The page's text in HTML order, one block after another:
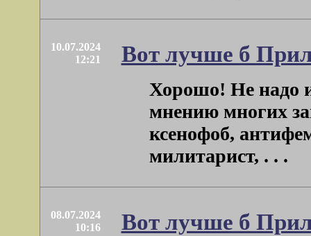
10.07.2024
12:21
Вот лучше б
Хорошо! Не надо
мнению многих
ксенофоб,
милитарист, . . .
08.07.2024
10:16
Вот лучше б